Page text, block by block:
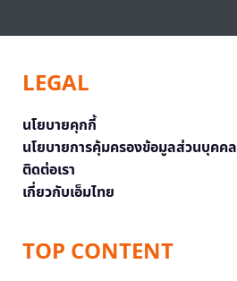
LEGAL
นโยบายคุกกี้
นโยบายการคุ้มครองข้อมูลส่วนบุคคล
ติดต่อเรา
เกี่ยวกับเอ็มไทย
TOP CONTENT